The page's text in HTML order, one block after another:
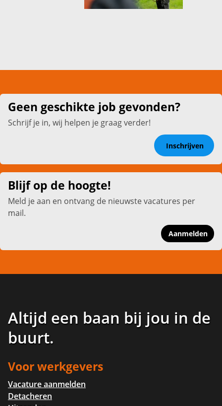
Geen geschikte job gevonden?
Schrijf je in, wij helpen je graag verder!
Inschrijven
Blijf op de hoogte!
Meld je aan en ontvang de nieuwste vacatures per
mail.
Aanmelden
Altijd een baan bij jou in de
buurt.
Voor werkgevers
Vacature aanmelden
Detacheren